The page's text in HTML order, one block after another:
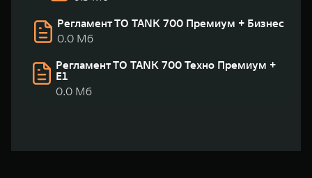
Регламент ТО TANK 700 Премиум + Бизнес
0.0 Мб
Регламент ТО TANK 700 Техно Премиум +
Е1
0.0 Мб